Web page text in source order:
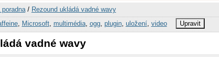
poradna/ Rezound ukládá vadné wavy
, Microsoft, multimédia, ogg, plugin, uložení, video Upravit
vadné wavy